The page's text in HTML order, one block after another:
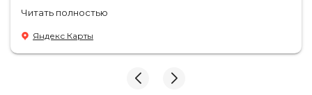
Продавцы-консультанты сориентируют, дадут
подсказки на что обратить внимание . Приветливый
персонал.
Читать полностью
Яндекс Карты